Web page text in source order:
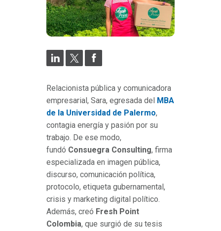
Relacionista pública y comunicadora
empresarial, Sara, egresada del MBA
de la Universidad de Palermo,
contagia energía y pasión por su
trabajo. De ese modo,
fundó Consuegra Consulting, firma
especializada en imagen pública,
discurso, comunicación política,
protocolo, etiqueta gubernamental,
crisis y marketing digital político.
Además, creó Fresh Point
Colombia, que surgió de su tesis